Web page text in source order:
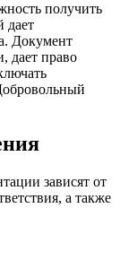
получить
дает
Документ
дает право
зависят от
а также